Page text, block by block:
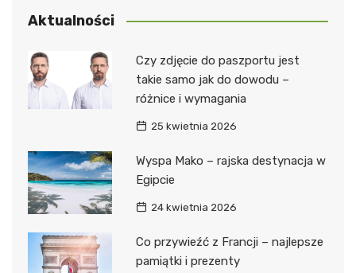
Aktualności
Czy zdjęcie do paszportu jest
takie samo jak do dowodu –
różnice i wymagania
25 kwietnia 2026
Wyspa Mako – rajska destynacja w
Egipcie
24 kwietnia 2026
Co przywieźć z Francji – najlepsze
pamiątki i prezenty